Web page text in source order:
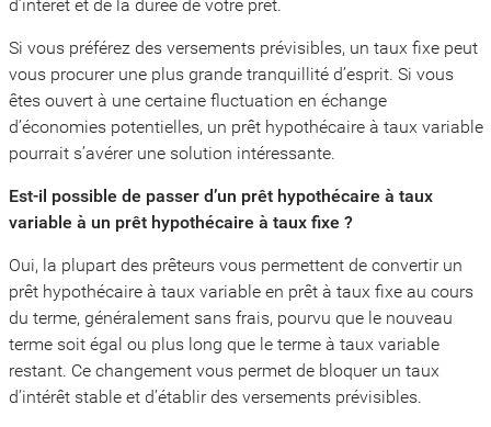
d’intérêt et de la durée de votre prêt.
Si vous préférez des versements prévisibles, un taux fixe peut
vous procurer une plus grande tranquillité d’esprit. Si vous
êtes ouvert à une certaine fluctuation en échange
d’économies potentielles, un prêt hypothécaire à taux variable
pourrait s’avérer une solution intéressante.
Est-il possible de passer d’un prêt hypothécaire à taux
variable à un prêt hypothécaire à taux fixe ?
Oui, la plupart des prêteurs vous permettent de convertir un
prêt hypothécaire à taux variable en prêt à taux fixe au cours
du terme, généralement sans frais, pourvu que le nouveau
terme soit égal ou plus long que le terme à taux variable
restant. Ce changement vous permet de bloquer un taux
d’intérêt stable et d’établir des versements prévisibles.